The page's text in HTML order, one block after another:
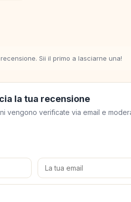
Sii il primo a lasciarne una!
la tua recensione
vengono verificate via email e